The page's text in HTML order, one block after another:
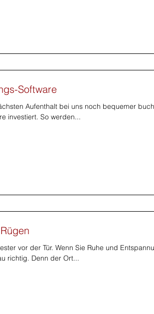
Software
Aufenthalt bei uns noch bequemer
investiert. So werden...
vor der Tür. Wenn Sie Ruhe und
richtig. Denn der Ort...